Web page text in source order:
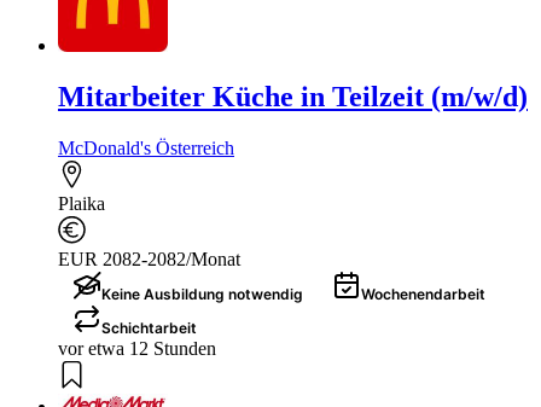
Mitarbeiter Küche in Teilzeit (m/w/d)
McDonald's Österreich
Plaika
EUR 2082-2082/Monat
Keine Ausbildung notwendig
Wochenendarbeit
Schichtarbeit
vor etwa 12 Stunden